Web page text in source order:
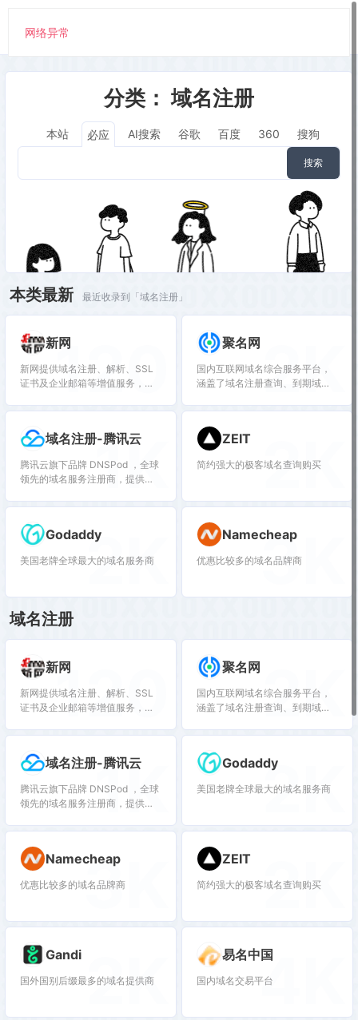
分类：域名注册
本站 必应 AI搜索 谷歌 百度 360 搜狗
搜索
本类最新 最近收录到「域名注册」
新网
新网提供域名注册、解析、SSL
证书及企业邮箱等增值服务，适
人。
120 聚名网
国内互联网域名综合服务平台，
涵盖了域名注册查询、到期域名
管理等多项业务。聚名致力于打
造最好的域名交易平台，聚名，
让域名创造更多价值！
2K
域名注册-腾讯云
腾讯云旗下品牌 DNSPod ，全球
领先的域名服务注册商，提供域
域名交易等功能，以及DNS解
析、SSL证书一站式服务，满足
千万用户的网站建设需求。腾讯
位保障护航，助力用户在此快速
资源的统一管理及高效调度。
1K ZEIT
简约强大的极客域名查询购买
2K
Godaddy
美国老牌全球最大的域名服务商
2K Namecheap
优惠比较多的域名品牌商
3K
域名注册
新网
新网提供域名注册、解析、SSL
证书及企业邮箱等增值服务，适
人。
120 聚名网
国内互联网域名综合服务平台，
涵盖了域名注册查询、到期域名
管理等多项业务。聚名致力于打
造最好的域名交易平台，聚名，
让域名创造更多价值！
2K
域名注册-腾讯云
腾讯云旗下品牌 DNSPod ，全球
领先的域名服务注册商，提供域
域名交易等功能，以及DNS解
析、SSL证书一站式服务，满足
千万用户的网站建设需求。腾讯
位保障护航，助力用户在此快速
资源的统一管理及高效调度。
1K Godaddy
美国老牌全球最大的域名服务商
2K
Namecheap
优惠比较多的域名品牌商
3K ZEIT
简约强大的极客域名查询购买
2K
Gandi
国外国别后缀最多的域名提供商
2K 易名中国
国内域名交易平台4K
网络异常